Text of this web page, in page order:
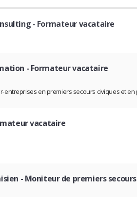
- Formateur vacataire
- Formateur vacataire
entreprises en premiers secours civiques et
vacataire
- Moniteur de premiers secours